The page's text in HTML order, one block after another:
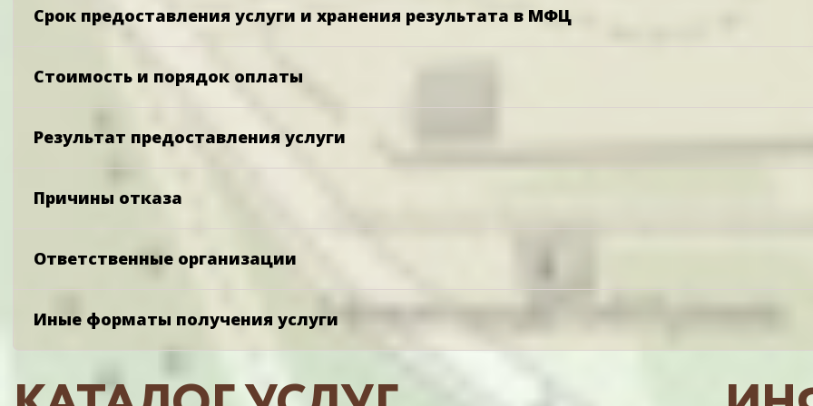
Срок предоставления услуги и хранения результата в МФЦ
Стоимость и порядок оплаты
Результат предоставления услуги
Причины отказа
Ответственные организации
Иные форматы получения услуги